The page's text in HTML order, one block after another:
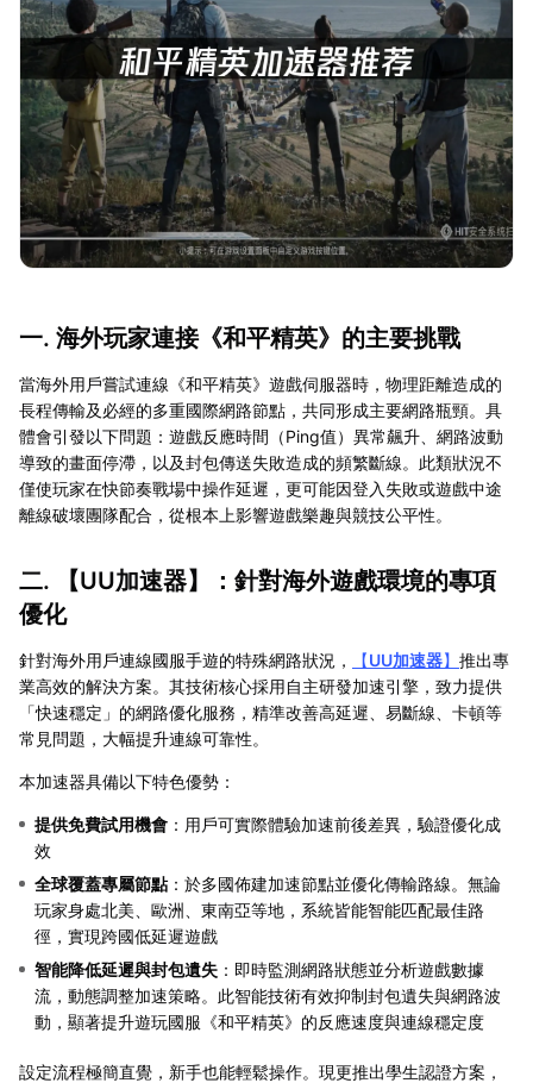
一. 海外玩家連接《和平精英》的主要挑戰
當海外用戶嘗試連線《和平精英》遊戲伺服器時，物理距離造成的
長程傳輸及必經的多重國際網路節點，共同形成主要網路瓶頸。具
體會引發以下問題：遊戲反應時間（Ping值）異常飆升、網路波動
導致的畫面停滯，以及封包傳送失敗造成的頻繁斷線。此類狀況不
僅使玩家在快節奏戰場中操作延遲，更可能因登入失敗或遊戲中途
離線破壞團隊配合，從根本上影響遊戲樂趣與競技公平性。
二. 【UU加速器】：針對海外遊戲環境的專項
優化
針對海外用戶連線國服手遊的特殊網路狀況， 【UU加速器】 推出專
業高效的解決方案。其技術核心採用自主研發加速引擎，致力提供
「快速穩定」的網路優化服務，精準改善高延遲、易斷線、卡頓等
常見問題，大幅提升連線可靠性。
本加速器具備以下特色優勢：
提供免費試用機會 ：用戶可實際體驗加速前後差異，驗證優化成
效
全球覆蓋專屬節點：於多國佈建加速節點並優化傳輸路線。無論
玩家身處北美、歐洲、東南亞等地，系統皆能智能匹配最佳路
徑，實現跨國低延遲遊戲
智能降低延遲與封包遺失 ：即時監測網路狀態並分析遊戲數據
流，動態調整加速策略。此智能技術有效抑制封包遺失與網路波
動，顯著提升遊玩國服《和平精英》的反應速度與連線穩定度
設定流程極簡直覺，新手也能輕鬆操作。現更推出學生認證方案，